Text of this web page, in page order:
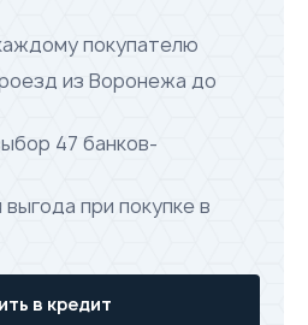
покупателю
из Воронежа до
47 банков-
при покупке в
в кредит